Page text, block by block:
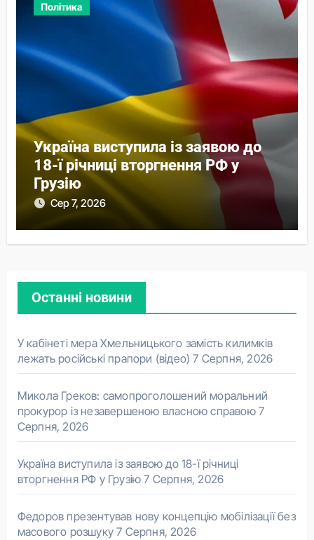
Політика
Україна виступила із заявою до
18-ї річниці вторгнення РФ у
Грузію
Сер 7, 2026
Останні новини
У кабінеті мера Хмельницького замість килимків
лежать російські прапори (відео) 7 Серпня, 2026
Микола Греков: самопроголошений моральний
прокурор із незавершеною власною справою 7
Серпня, 2026
Україна виступила із заявою до 18-ї річниці
вторгнення РФ у Грузію 7 Серпня, 2026
Федоров презентував нову концепцію мобілізації без
масового розшуку 7 Серпня, 2026